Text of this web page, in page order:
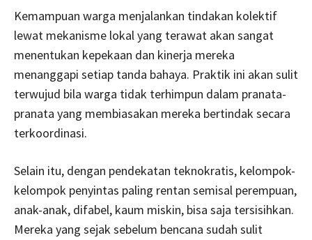
Kemampuan warga menjalankan tindakan kolektif
lewat mekanisme lokal yang terawat akan sangat
menentukan kepekaan dan kinerja mereka
menanggapi setiap tanda bahaya. Praktik ini akan sulit
terwujud bila warga tidak terhimpun dalam pranata-
pranata yang membiasakan mereka bertindak secara
terkoordinasi.
Selain itu, dengan pendekatan teknokratis, kelompok-
kelompok penyintas paling rentan semisal perempuan,
anak-anak, difabel, kaum miskin, bisa saja tersisihkan.
Mereka yang sejak sebelum bencana sudah sulit